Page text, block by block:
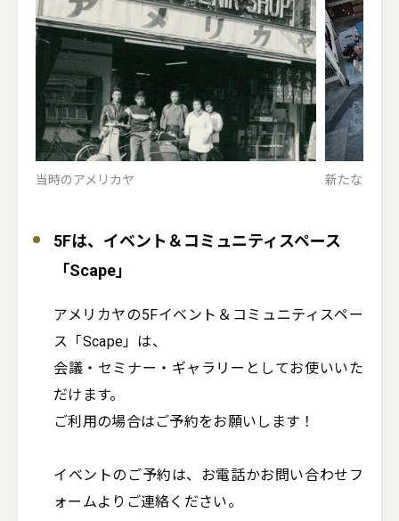
当時のアメリカヤ 新たな賑わ
5Fは、イベント＆コミュニティスペース
「Scape」
アメリカヤの5Fイベント＆コミュニティスペー
ス「Scape」は、
会議・セミナー・ギャラリーとしてお使いいた
だけます。
ご利用の場合はご予約をお願いします！
イベントのご予約は、お電話かお問い合わせフ